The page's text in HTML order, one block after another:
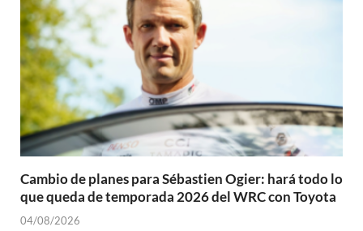
Cambio de planes para Sébastien Ogier: hará todo lo
que queda de temporada 2026 del WRC con Toyota
04/08/2026